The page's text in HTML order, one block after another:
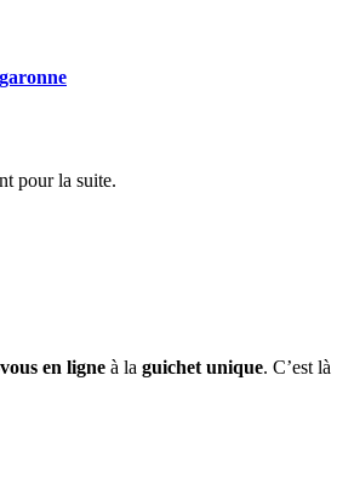
pour la suite.
en ligne à la guichet unique. C’est là